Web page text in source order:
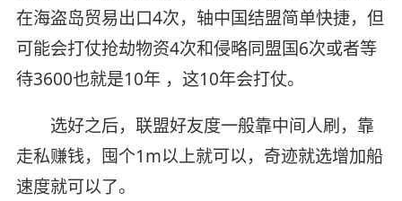
在海盗岛贸易出口4次，轴中国结盟简单快捷，但
可能会打仗抢劫物资4次和侵略同盟国6次或者等
待3600也就是10年 ，这10年会打仗。
选好之后，联盟好友度一般靠中间人刷，靠
走私赚钱，囤个1m以上就可以，奇迹就选增加船
速度就可以了。